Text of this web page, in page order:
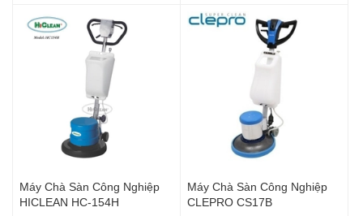
Máy Chà Sàn Công Nghiệp
HICLEAN HC-154H
Máy Chà Sàn Công Nghiệp
CLEPRO CS17B